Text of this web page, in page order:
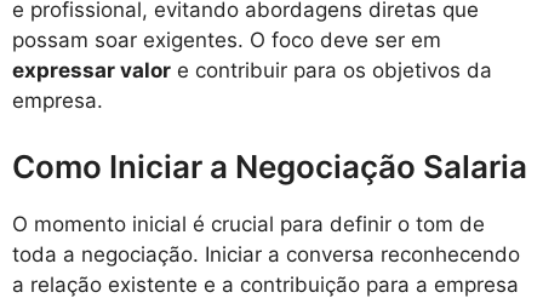
e profissional, evitando abordagens diretas que
possam soar exigentes. O foco deve ser em
expressar valor e contribuir para os objetivos da
empresa.
Como Iniciar a Negociação Salaria
O momento inicial é crucial para definir o tom de
toda a negociação. Iniciar a conversa reconhecendo
a relação existente e a contribuição para a empresa